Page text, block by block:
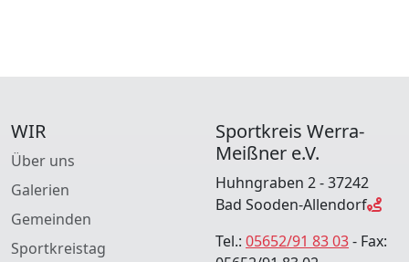
WIR
Über uns
Galerien
Gemeinden
Sportkreistag
Sportkreis Werra-
Meißner e.V.
Huhngraben 2 - 37242
Bad Sooden-Allendorf
Tel.: 05652/91 83 03- Fax: